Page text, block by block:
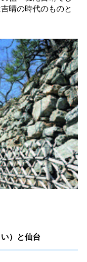
晴の時代のものと
）と仙台